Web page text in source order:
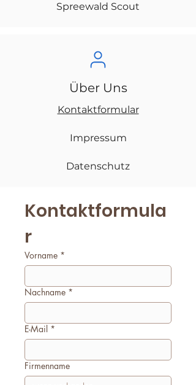
Spreewald Scout
Über Uns
Kontaktformular
Impressum
Datenschutz
Kontaktformula
r
Vorname *
Nachname *
E-Mail *
Firmenname